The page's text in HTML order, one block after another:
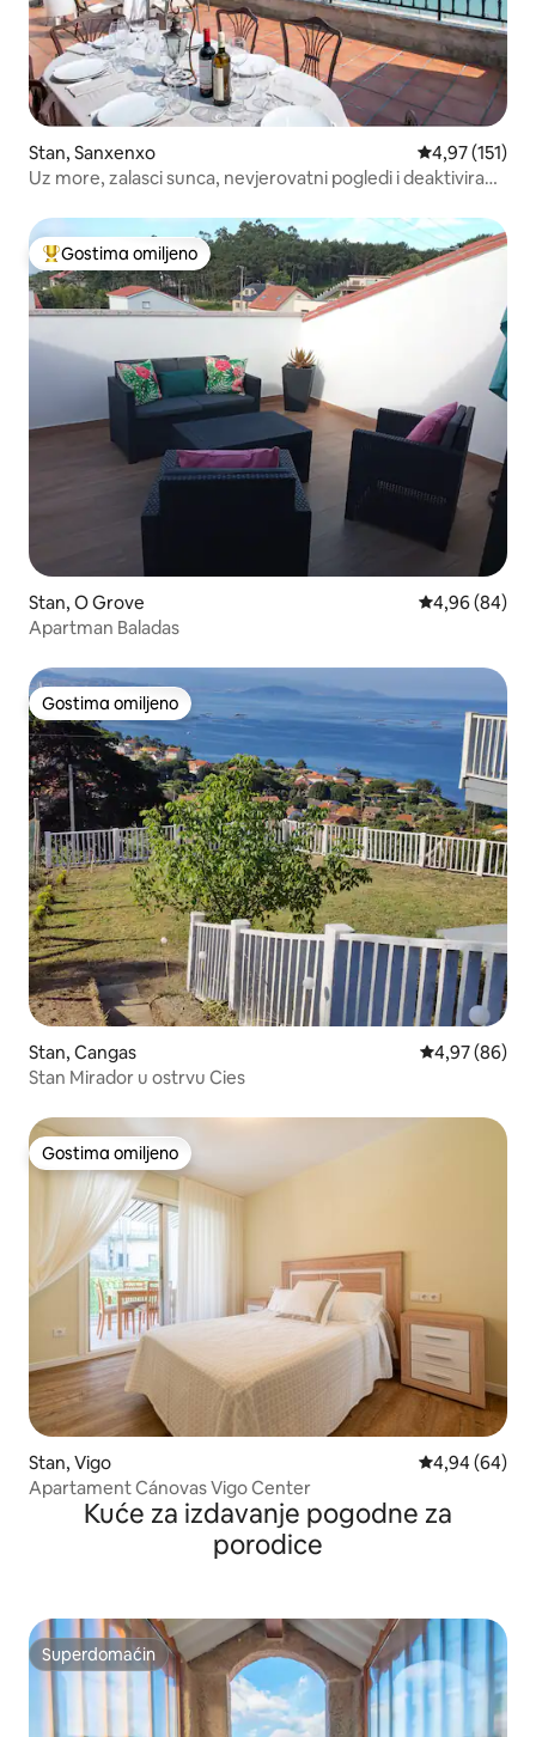
Stan, Sanxenxo Prosečna
4,97 (151)
Uz more, zalasci sunca, nevjerovatni pogledi i deaktivirani
Najuspešniji među gostima omiljenim
Gostima omiljeno
Stan, O Grove Prosečna
4,96 (84)
Apartman Baladas
Gostima omiljeno
Gostima omiljeno
Stan, Cangas Prosečna
4,97 (86)
Stan Mirador u ostrvu Cies
Gostima omiljeno
Gostima omiljeno
Stan, Vigo Prosečna
4,94 (64)
Apartament Cánovas Vigo Center
Kuće za izdavanje pogodne za
porodice
Superdomaćin
Superdomaćin